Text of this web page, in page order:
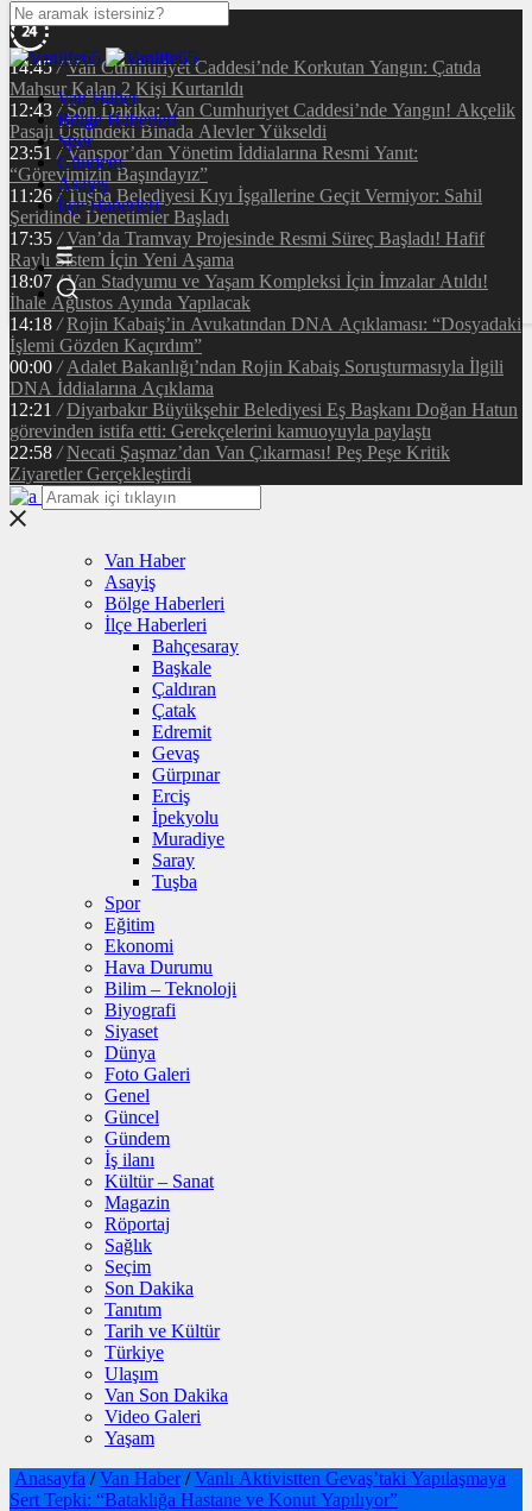
Van Haber
Bölge Haberleri
Spor
Gündem
Asayiş
İlçe Haberleri
14:45 / Van Cumhuriyet Caddesi’nde Korkutan Yangın: Çatıda
Mahsur Kalan 2 Kişi Kurtarıldı
12:43 / Son Dakika: Van Cumhuriyet Caddesi’nde Yangın! Akçelik
Pasajı Üstündeki Binada Alevler Yükseldi
23:51 / Vanspor’dan Yönetim İddialarına Resmi Yanıt:
“Görevimizin Başındayız”
11:26 / Tuşba Belediyesi Kıyı İşgallerine Geçit Vermiyor: Sahil
Şeridinde Denetimler Başladı
17:35 / Van’da Tramvay Projesinde Resmi Süreç Başladı! Hafif
Raylı Sistem İçin Yeni Aşama
18:07 / Van Stadyumu ve Yaşam Kompleksi İçin İmzalar Atıldı!
İhale Ağustos Ayında Yapılacak
14:18 / Rojin Kabaiş’in Avukatından DNA Açıklaması: “Dosyadaki
İşlemi Gözden Kaçırdım”
00:00 / Adalet Bakanlığı’ndan Rojin Kabaiş Soruşturmasıyla İlgili
DNA İddialarına Açıklama
12:21 / Diyarbakır Büyükşehir Belediyesi Eş Başkanı Doğan Hatun
görevinden istifa etti: Gerekçelerini kamuoyuyla paylaştı
22:58 / Necati Şaşmaz’dan Van Çıkarması! Peş Peşe Kritik
Ziyaretler Gerçekleştirdi
Van Haber
Asayiş
Bölge Haberleri
İlçe Haberleri
Bahçesaray
Başkale
Çaldıran
Çatak
Edremit
Gevaş
Gürpınar
Erciş
İpekyolu
Muradiye
Saray
Tuşba
Spor
Eğitim
Ekonomi
Hava Durumu
Bilim – Teknoloji
Biyografi
Siyaset
Dünya
Foto Galeri
Genel
Güncel
Gündem
İş ilanı
Kültür – Sanat
Magazin
Röportaj
Sağlık
Seçim
Son Dakika
Tanıtım
Tarih ve Kültür
Türkiye
Ulaşım
Van Son Dakika
Video Galeri
Yaşam
Anasayfa / Van Haber / Vanlı Aktivistten Gevaş’taki Yapılaşmaya
Sert Tepki: “Bataklığa Hastane ve Konut Yapılıyor”